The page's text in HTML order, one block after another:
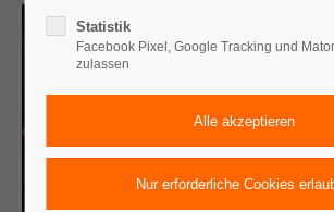
Statistik
Facebook Pixel, Google Tracking und
zulassen